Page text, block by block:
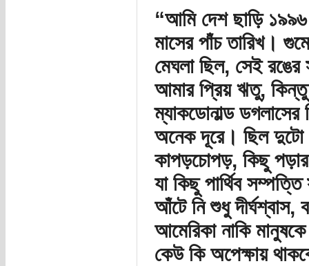
“আমি দেশ ছাড়ি
মাসের পাঁচ তারিখ।
মেঘলা ছিল, সেই রঙের
আমার প্রিয় ঋতু, কিন্তু
ম্যাকডোনাল্ড ডগলাসের
অনেক দূরে। ছিল দুটো
কাপড়চোপড়, কিছু পড়ার
যা কিছু পার্থিব
আঁটে নি শুধু দীর্ঘশ্বাস,
আমেরিকা নাকি
কেউ কি অপেক্ষায়